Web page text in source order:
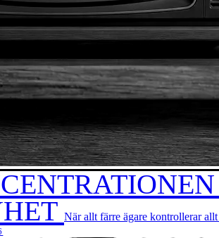
När allt färre ägare kontrollerar